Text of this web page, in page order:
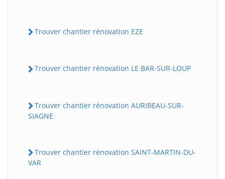
Trouver chantier rénovation EZE
Trouver chantier rénovation LE BAR-SUR-LOUP
Trouver chantier rénovation AURIBEAU-SUR-
SIAGNE
Trouver chantier rénovation SAINT-MARTIN-DU-
VAR